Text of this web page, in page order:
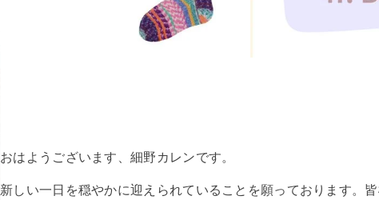
おはようございます、細野カレンです。
新しい一日を穏やかに迎えられていることを願っております。